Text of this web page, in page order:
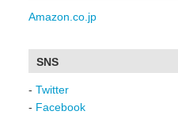
Amazon.co.jp
SNS
- Twitter
- Facebook